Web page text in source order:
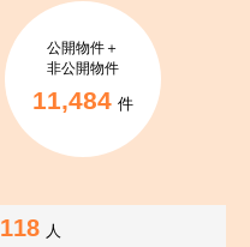
公開物件＋
非公開物件
11,484 件
118 人